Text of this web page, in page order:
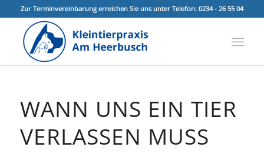
Zur Terminvereinbarung erreichen Sie uns unter Telefon: 0234 - 26 55 04
WANN UNS EIN TIER
VERLASSEN MUSS